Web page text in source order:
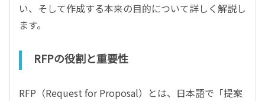
い、そして作成する本来の目的について詳しく解説し
ます。
RFPの役割と重要性
RFP（Request for Proposal）とは、日本語で「提案